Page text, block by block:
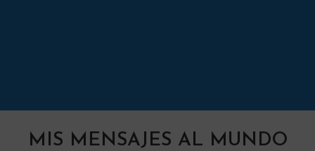
MIS MENSAJES AL MUNDO